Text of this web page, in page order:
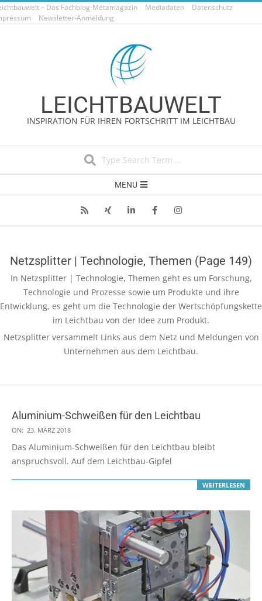
Skip
to
– Das Fachblog-Metamagazin Mediadaten
Datenschutz
Newsletter-Anmeldung
LEICHTBAUWELT
INSPIRATION FÜR IHREN FORTSCHRITT IM LEICHTBAU
Navigation
MENU
Netzsplitter | Technologie, Themen (Page 149)
In Netzsplitter | Technologie, Themen geht es um Forschung,
Technologie und Prozesse sowie um Produkte und ihre
Entwicklung, es geht um die Technologie der Wertschöpfungskette
im Leichtbau von der Idee zum Produkt.
Netzsplitter versammelt Links aus dem Netz und Meldungen von
Unternehmen aus dem Leichtbau.
Aluminium-Schweißen für den Leichtbau
2018-
03-
ON: 23. MÄRZ 2018
Das Aluminium-Schweißen für den Leichtbau bleibt
anspruchsvoll. Auf dem Leichtbau-Gipfel
WEITERLESEN